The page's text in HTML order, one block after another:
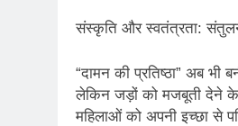
संस्कृति और स्वतंत्रता:
“दामन की प्रतिष्ठा” अब भी
लेकिन जड़ों को मजबूती देने
महिलाओं को अपनी इच्छा से